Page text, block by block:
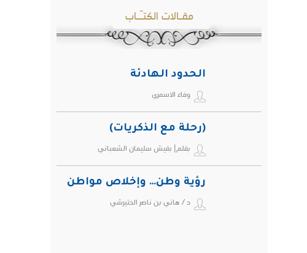
مقـالات الكتـّـاب
الحدود الهادئة
وفاء الاسمري
(رحلة مع الذكريات)
بقلم| بقيش سليمان الشعباني
رؤية وطن… وإخلاص مواطن
د / هاني بن ناصر الحتيرشي